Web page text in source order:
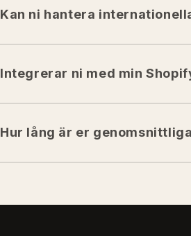
Kan ni hantera
Integrerar ni med min
Hur lång är er